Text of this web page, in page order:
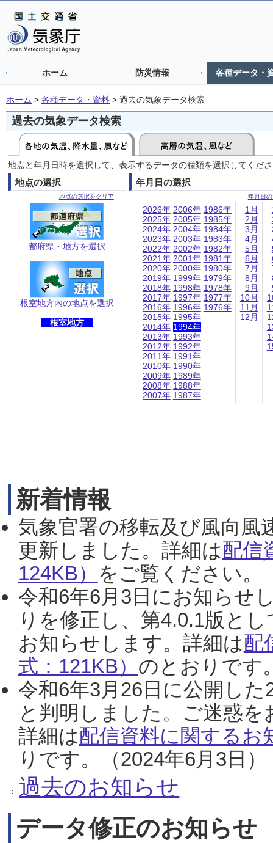
ホーム 防災情報 各種データ・
ホーム > 各種データ・資料 > 過去の気象データ検索
過去の気象データ検索
地点と年月日時を選択して、表示するデータの種類を選択してくだ
地点の選択
地点の選択をクリア
都府県・地方を選択
根室地方内の地点を選択
根室地方
年月日の選択
年月日
2026年
2025年
2024年
2023年
2022年
2021年
2020年
2019年
2018年
2017年
2016年
2015年
2014年
2013年
2012年
2011年
2010年
2009年
2008年
2007年
2006年
2005年
2004年
2003年
2002年
2001年
2000年
1999年
1998年
1997年
1996年
1995年
1994年
1993年
1992年
1991年
1990年
1989年
1988年
1987年
1986年
1985年
1984年
1983年
1982年
1981年
1980年
1979年
1978年
1977年
1976年
1月
2月
3月
4月
5月
6月
7月
8月
9月
10月
11月
12月
新着情報
気象官署の移転及び風向風
更新しました。詳細は配信
124KB） をご覧ください。
令和6年6月3日にお知らせ
りを修正し、第4.0.1版と
お知らせします。詳細は配
式：121KB） のとおりです
令和6年3月26日に公開し
と判明しました。ご迷惑
詳細は配信資料に関するお
りです。（2024年6月3日）
過去のお知らせ
データ修正のお知らせ